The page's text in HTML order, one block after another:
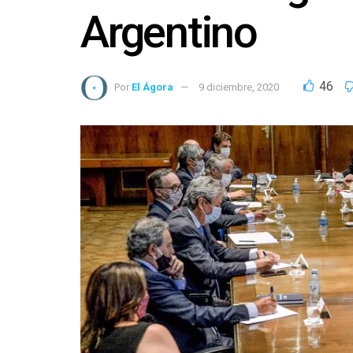
Argentino
Por El Ágora 9 diciembre, 2020 46